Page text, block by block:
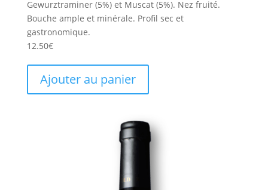
Gewurztraminer (5%) et Muscat (5%). Nez fruité.
Bouche ample et minérale. Profil sec et
gastronomique.
12.50€
Ajouter au panier